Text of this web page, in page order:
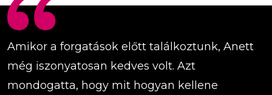
Amikor a forgatások előtt találkoztunk, Anett
még iszonyatosan kedves volt. Azt
mondogatta, hogy mit hogyan kellene